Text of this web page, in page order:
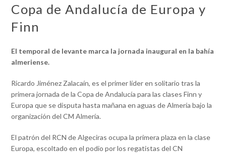
Copa de Andalucía de Europa y
Finn
El temporal de levante marca la jornada inaugural en la bahía
almeriense.
Ricardo Jiménez Zalacaín, es el primer líder en solitario tras la
primera jornada de la Copa de Andalucía para las clases Finn y
Europa que se disputa hasta mañana en aguas de Almería bajo la
organización del CM Almería.
El patrón del RCN de Algeciras ocupa la primera plaza en la clase
Europa, escoltado en el podio por los regatistas del CN